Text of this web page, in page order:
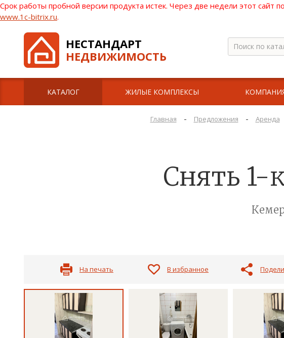
Срок работы пробной версии продукта истек. Через две недели этот
www.1c-bitrix.ru.
НЕСТАНДАРТ
НЕДВИЖИМОСТЬ
КАТАЛОГ ЖИЛЫЕ КОМПЛЕКСЫ
Главная - Предложения - Аренда
Снять 1-
На печать В избранное